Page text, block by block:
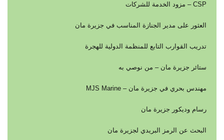
CSP – مزود الخدمة للشركات
العثور على مدير الجنازة المناسب في جزيرة مان
تدريب القوارب التابع للمنظمة الدولية للهجرة
ستائر جزيرة مان – من نوصي به
مهندس بحري في جزيرة مان – MJS Marine
رسام وديكور جزيرة مان
البحث عن الرمز البريدي لجزيرة مان